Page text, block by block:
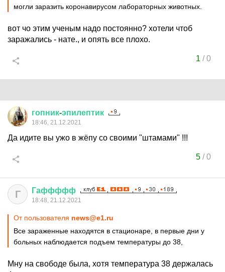
могли заразить коронавирусом лабораторных животных.
вот чо этим ученым надо постоянно? хотели чтоб
заражались - нате., и опять все плохо.
1 /0
гопник-эпилептик
18:46, 21.12.2021
Да идите вы ужо в жёпу со своими "штамами" !!!
5/0
Г Гаффффф
18:48, 21.12.2021
От пользователя news@e1.ru
Все зараженные находятся в стационаре, в первые дни у
больных наблюдается подъем температуры до 38,
Мну на свободе была, хотя температура 38 держалась